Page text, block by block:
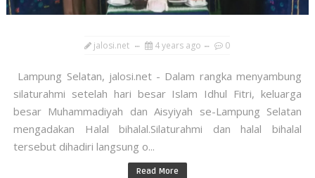
jalosi.net 4 years ago 0
Lampung Selatan, jalosi.net - Dalam rangka menyambung
silaturahmi setelah hari besar Islam Idhul Fitri, keluarga
besar Muhammadiyah dan Aisyiyah se-Lampung Selatan
mengadakan Halal bihalal.Silaturahmi dan halal bihalal
tersebut dihadiri langsung o...
Read More